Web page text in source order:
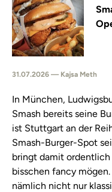
31.07.2026 — Kajsa Meth
In München,
Smash bereits seine
ist Stuttgart an der
Smash-Burger-Spot
bringt damit ordentlich
bisschen fancy
nämlich nicht nur